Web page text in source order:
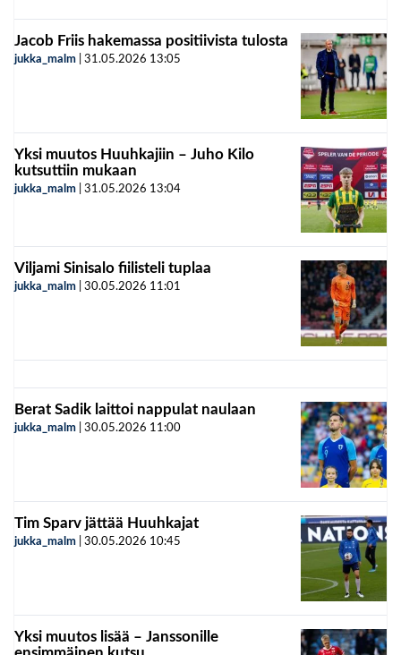
Jacob Friis hakemassa positiivista tulosta
jukka_malm 31.05.2026 13:05
Yksi muutos Huuhkajiin – Juho Kilo
kutsuttiin mukaan
jukka_malm 31.05.2026 13:04
Viljami Sinisalo fiilisteli tuplaa
jukka_malm 30.05.2026 11:01
Berat Sadik laittoi nappulat naulaan
jukka_malm 30.05.2026 11:00
Tim Sparv jättää Huuhkajat
jukka_malm 30.05.2026 10:45
Yksi muutos lisää – Janssonille